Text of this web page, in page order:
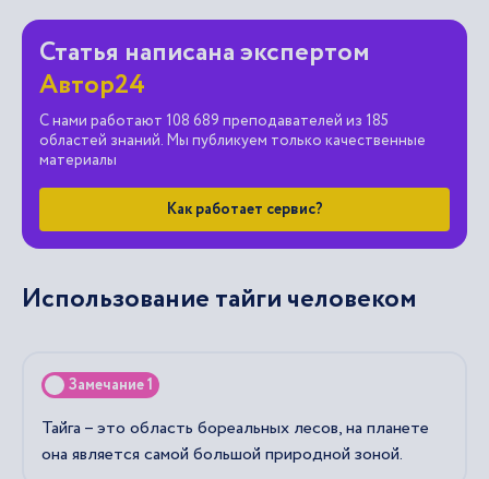
Статья написана экспертом
Автор24
С нами работают 108 689 преподавателей из 185
областей знаний. Мы публикуем только качественные
материалы
Как работает сервис?
Использование тайги человеком
Замечание 1
Тайга – это область бореальных лесов, на планете
она является самой большой природной зоной.